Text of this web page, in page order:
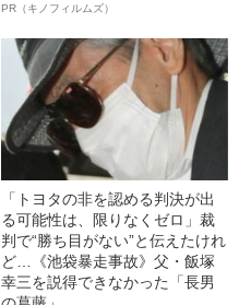
PR（キノフィルムズ）
「トヨタの非を認める判決が出
る可能性は、限りなくゼロ」裁
判で“勝ち目がない”と伝えたけれ
ど…《池袋暴走事故》父・飯塚
幸三を説得できなかった「長男